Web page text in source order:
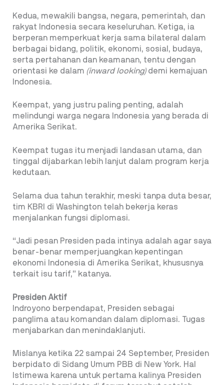
Kedua, mewakili bangsa, negara, pemerintah, dan
rakyat Indonesia secara keseluruhan. Ketiga, ia
berperan memperkuat kerja sama bilateral dalam
berbagai bidang, politik, ekonomi, sosial, budaya,
serta pertahanan dan keamanan, tentu dengan
orientasi ke dalam (inward looking)demi kemajuan
Indonesia.
Keempat, yang justru paling penting, adalah
melindungi warga negara Indonesia yang berada di
Amerika Serikat.
Keempat tugas itu menjadi landasan utama, dan
tinggal dijabarkan lebih lanjut dalam program kerja
kedutaan.
Selama dua tahun terakhir, meski tanpa duta besar,
tim KBRI di Washington telah bekerja keras
menjalankan fungsi diplomasi.
“Jadi pesan Presiden pada intinya adalah agar saya
benar-benar memperjuangkan kepentingan
ekonomi Indonesia di Amerika Serikat, khususnya
terkait isu tarif,” katanya.
Presiden Aktif
Indroyono berpendapat, Presiden sebagai
panglima atau komandan dalam diplomasi. Tugas
menjabarkan dan menindaklanjuti.
Mislanya ketika 22 sampai 24 September, Presiden
berpidato di Sidang Umum PBB di New York. Hal
Istimewa karena untuk pertama kalinya Presiden